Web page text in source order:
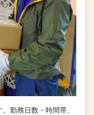
勤務日数・時間帯、